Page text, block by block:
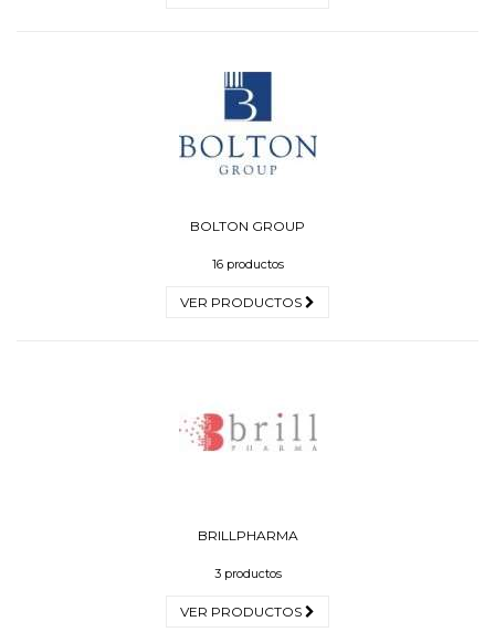
BOLTON GROUP
16 productos
VER PRODUCTOS
BRILLPHARMA
3 productos
VER PRODUCTOS